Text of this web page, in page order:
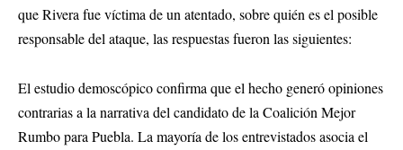
que Rivera fue víctima de un atentado, sobre quién es el posible
responsable del ataque, las respuestas fueron las siguientes:
El estudio demoscópico confirma que el hecho generó opiniones
contrarias a la narrativa del candidato de la Coalición Mejor
Rumbo para Puebla. La mayoría de los entrevistados asocia el